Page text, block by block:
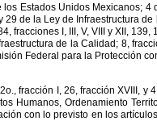
los Estados Unidos Mexicanos; 4
29 de la Ley de Infraestructura de
fracciones I, III, V, VIII y XII, 139,
de la Calidad; 8,
Federal para la Protección
2o., fracción I, 26, fracción XVIII, y
Humanos, Ordenamiento
con lo previsto en los artículos